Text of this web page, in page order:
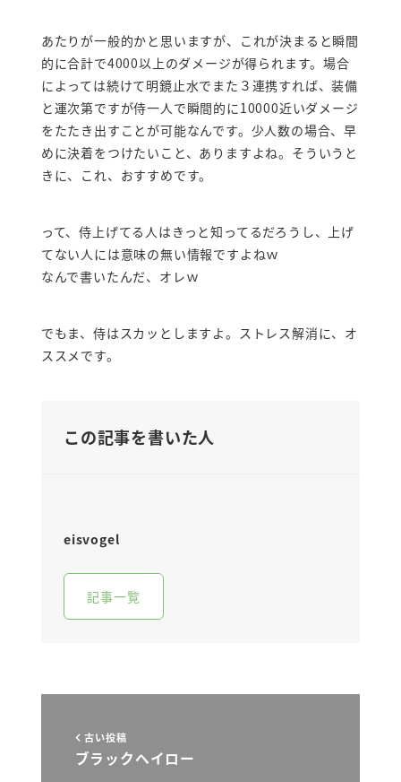
あたりが一般的かと思いますが、これが決まると瞬間
的に合計で4000以上のダメージが得られます。場合
によっては続けて明鏡止水でまた３連携すれば、装備
と運次第ですが侍一人で瞬間的に10000近いダメージ
をたたき出すことが可能なんです。少人数の場合、早
めに決着をつけたいこと、ありますよね。そういうと
きに、これ、おすすめです。
って、侍上げてる人はきっと知ってるだろうし、上げ
てない人には意味の無い情報ですよねｗ
なんで書いたんだ、オレｗ
でもま、侍はスカッとしますよ。ストレス解消に、オ
ススメです。
この記事を書いた人
eisvogel
記事一覧
古い投稿
ブラックヘイロー